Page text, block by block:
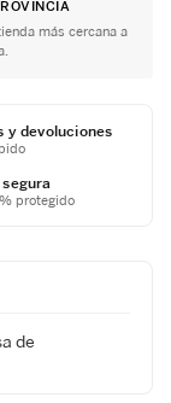
más cercana a
y devoluciones
protegido
de